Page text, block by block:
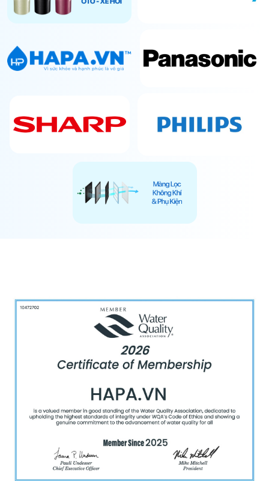
cưng, tóc và sợi vải.
như PM2.5, phấn hoa, vi khuẩn và nấm mốc.
Cảm biến không khí: Đo chất lượng không khí trong
Bộ phát ion âm (tùy loại)
: Phát tán ion âm vào
không khí giúp diệt vi khuẩn, virus và giảm tĩnh điện.
: Một số máy có tích hợp đèn UV
điều chỉnh chế độ hoạt động, theo dõi chất lượng
không khí và hiển thị các thông số như tốc độ quạt,
độ ẩm, mức độ ô nhiễm.
Bộ tạo ẩm (tùy loại) : Một số máy có chức năng tạo
ẩm giúp duy trì độ ẩm ổn định trong không khí, tránh
khô da và bảo vệ hệ hô hấp.
Máy lọc không khí hoạt động dựa trên sự kết hợp
bẩn, vi khuẩn và mùi hôi, mang lại không gian sống
trong lành hơn.